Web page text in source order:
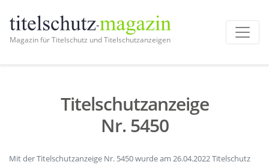
Magazin für Titelschutz und Titelschutzanzeigen
Titelschutzanzeige
Nr. 5450
Mit der Titelschutzanzeige Nr. 5450 wurde am 26.04.2022 Titelschutz